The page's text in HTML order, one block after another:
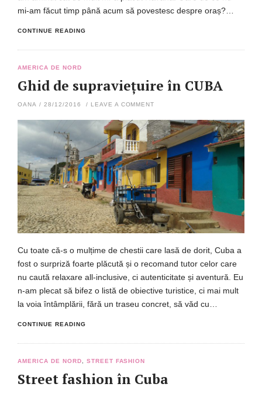
mi-am făcut timp până acum să povestesc despre oraș?…
CONTINUE READING
AMERICA DE NORD
Ghid de supraviețuire în CUBA
OANA / 28/12/2016 / LEAVE A COMMENT
Cu toate că-s o mulțime de chestii care lasă de dorit, Cuba a
fost o surpriză foarte plăcută și o recomand tutor celor care
nu caută relaxare all-inclusive, ci autenticitate și aventură. Eu
n-am plecat să bifez o listă de obiective turistice, ci mai mult
la voia întâmplării, fără un traseu concret, să văd cu…
CONTINUE READING
AMERICA DE NORD STREET FASHION
Street fashion în Cuba